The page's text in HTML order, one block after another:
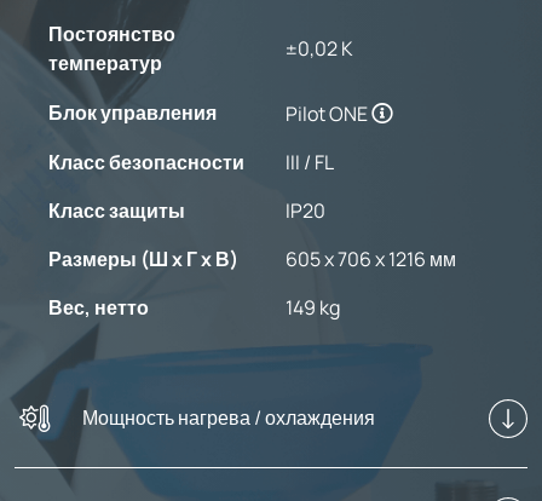
Постоянство
температур
±0,02 K
Блок управления
Pilot ONE
Класс безопасности
III / FL
Класс защиты
IP20
Размеры (Ш x Г x В)
605 x 706 x 1216 мм
Вес, нетто
149 kg
Мощность нагрева / охлаждения